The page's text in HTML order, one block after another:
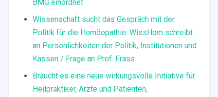
BMG einordnet
Wissenschaft sucht das Gespräch mit der
Politik für die Homöopathie: WissHom schreibt
an Persönlichkeiten der Politik, Institutionen und
Kassen / Frage an Prof. Frass
Braucht es eine neue wirkungsvolle Initiative für
Heilpraktiker, Ärzte und Patienten,